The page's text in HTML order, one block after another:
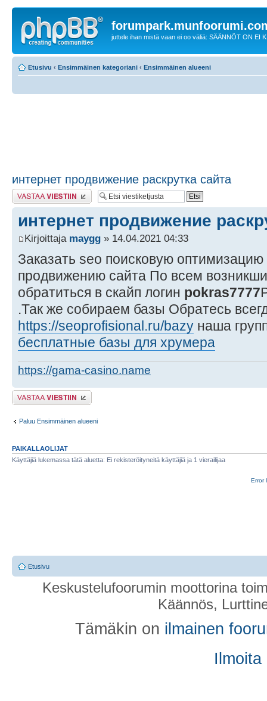
juttele ihan mistä vaan ei oo väliä: SÄÄNNÖT ON EI
Etusivu ‹ Ensimmäinen kategoriani ‹ Ensimmäinen alueeni
интернет продвижение раскрутка сайта
Lähetä vastaus
интернет продвижение
Kirjoittaja maygg » 14.04.2021 04:33
Заказать seo поисковую оптимизацию
продвижению сайта По всем
обратиться в скайп логин pokras7777
.Так же собираем базы Обратесь
https://seoprofisional.ru/bazy наша
бесплатные базы для хрумера
https://gama-casino.name
Lähetä vastaus
Paluu Ensimmäinen alueeni
PAIKALLAOLIJAT
Käyttäjiä lukemassa tätä aluetta: Ei rekisteröityneitä käyttäjiä ja 1 vierailijaa
Error
Etusivu
Keskustelufoorumin moottorina
Käännös,
Tämäkin on ilmainen